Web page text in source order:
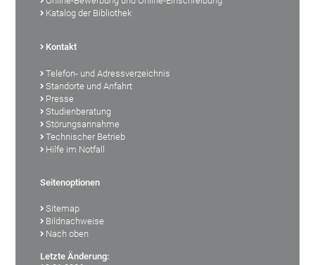
Katalog der Bibliothek
Kontakt
Telefon- und Adressverzeichnis
Standorte und Anfahrt
Presse
Studienberatung
Störungsannahme
Technischer Betrieb
Hilfe im Notfall
Seitenoptionen
Sitemap
Bildnachweise
Nach oben
Letzte Änderung: